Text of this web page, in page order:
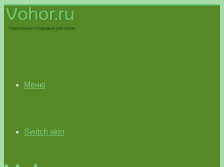
Меню
Switch skin